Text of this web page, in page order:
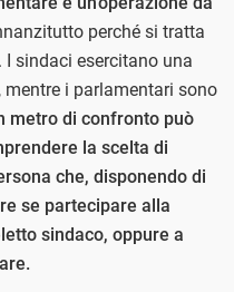
perché si tratta
sindaci esercitano una
i parlamentari sono
metro di confronto può
la scelta di
che, disponendo di
se partecipare alla
sindaco, oppure a